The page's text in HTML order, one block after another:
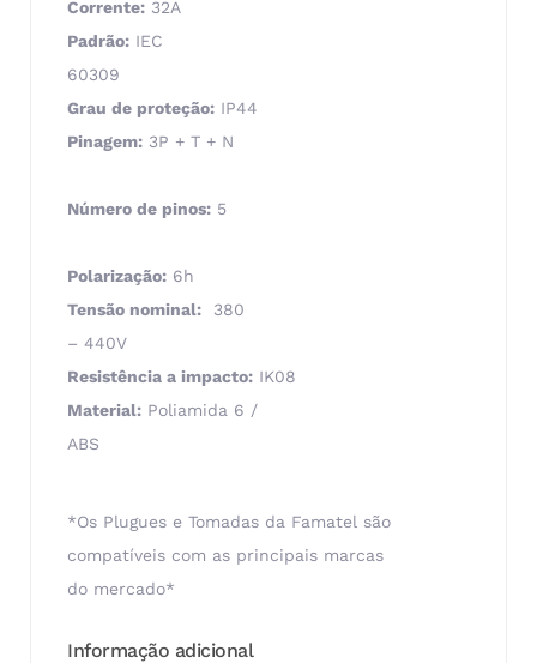
Corrente: 32A
Padrão: IEC
60309
Grau de proteção: IP44
Pinagem: 3P + T + N
Número de pinos: 5
Polarização: 6h
Tensão nominal: 380
– 440V
Resistência a impacto: IK08
Material: Poliamida 6 /
ABS
*Os Plugues e Tomadas da Famatel são
compatíveis com as principais marcas
do mercado*
Informação adicional